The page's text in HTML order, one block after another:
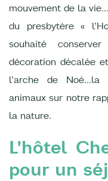
mouvement de la
du presbytère «
souhaité
décoration décalée
l’arche de
animaux sur notre
la nature.
L'hôtel
pour un